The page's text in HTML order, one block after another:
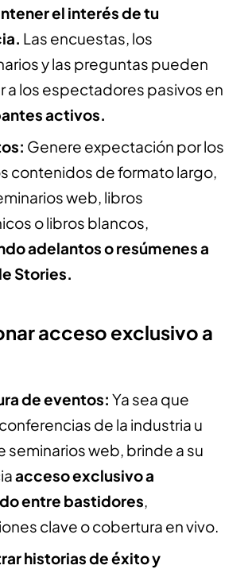
el interés de tu
Las encuestas, los
y las preguntas pueden
a los espectadores pasivos en
activos.
Genere expectación por los
contenidos de formato largo,
web, libros
o libros blancos,
adelantos o resúmenes a
Stories.
acceso exclusivo a
de eventos: Ya sea que
de la industria u
seminarios web, brinde a su
acceso exclusivo a
entre bastidores,
clave o cobertura en vivo.
historias de éxito y